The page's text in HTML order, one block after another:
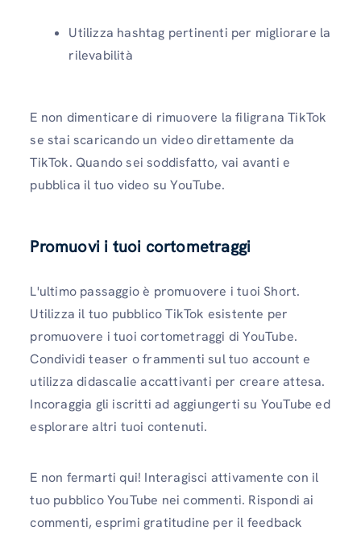
Utilizza hashtag pertinenti per migliorare la
rilevabilità
E non dimenticare di rimuovere la filigrana TikTok
se stai scaricando un video direttamente da
TikTok. Quando sei soddisfatto, vai avanti e
pubblica il tuo video su YouTube.
Promuovi i tuoi cortometraggi
L'ultimo passaggio è promuovere i tuoi Short.
Utilizza il tuo pubblico TikTok esistente per
promuovere i tuoi cortometraggi di YouTube.
Condividi teaser o frammenti sul tuo account e
utilizza didascalie accattivanti per creare attesa.
Incoraggia gli iscritti ad aggiungerti su YouTube ed
esplorare altri tuoi contenuti.
E non fermarti qui! Interagisci attivamente con il
tuo pubblico YouTube nei commenti. Rispondi ai
commenti, esprimi gratitudine per il feedback